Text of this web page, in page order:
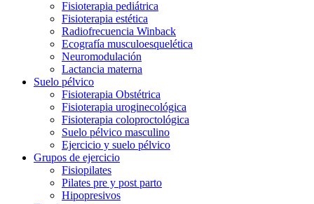
Fisioterapia pediátrica
Fisioterapia estética
Radiofrecuencia Winback
Ecografía musculoesquelética
Neuromodulación
Lactancia materna
Suelo pélvico
Fisioterapia Obstétrica
Fisioterapia uroginecológica
Fisioterapia coloproctológica
Suelo pélvico masculino
Ejercicio y suelo pélvico
Grupos de ejercicio
Fisiopilates
Pilates pre y post parto
Hipopresivos